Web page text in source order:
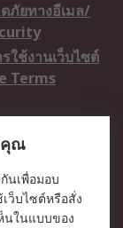
ภัยทางอีเมล/
ใช้งานเว็บไซต์
Terms
มพันธ์ / Press
คุณ
นเพื่อมอบ
ว็บไซต์หรือสั่ง
นในแบบของ